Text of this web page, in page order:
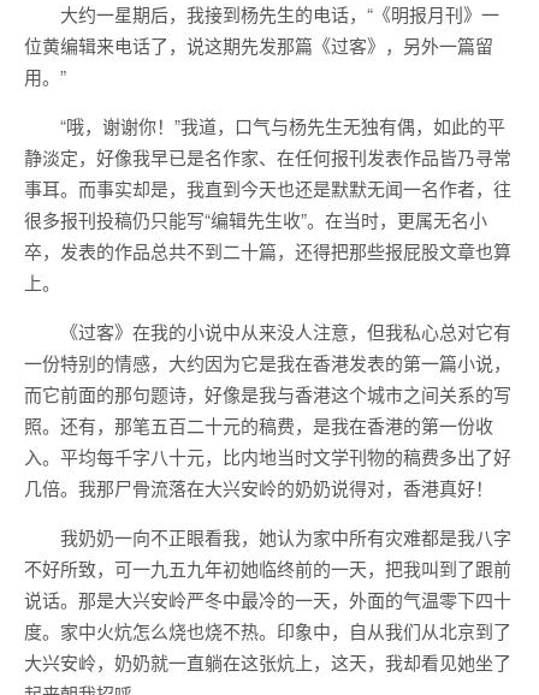
大约一星期后，我接到杨先生的电话，“《明报月刊》一
位黄编辑来电话了，说这期先发那篇《过客》，另外一篇留
用。”
“哦，谢谢你！”我道，口气与杨先生无独有偶，如此的平
静淡定，好像我早已是名作家、在任何报刊发表作品皆乃寻常
事耳。而事实却是，我直到今天也还是默默无闻一名作者，往
很多报刊投稿仍只能写“编辑先生收”。在当时，更属无名小
卒，发表的作品总共不到二十篇，还得把那些报屁股文章也算
上。
《过客》在我的小说中从来没人注意，但我私心总对它有
一份特别的情感，大约因为它是我在香港发表的第一篇小说，
而它前面的那句题诗，好像是我与香港这个城市之间关系的写
照。还有，那笔五百二十元的稿费，是我在香港的第一份收
入。平均每千字八十元，比内地当时文学刊物的稿费多出了好
几倍。我那尸骨流落在大兴安岭的奶奶说得对，香港真好！
我奶奶一向不正眼看我，她认为家中所有灾难都是我八字
不好所致，可一九五九年初她临终前的一天，把我叫到了跟前
说话。那是大兴安岭严冬中最冷的一天，外面的气温零下四十
度。家中火炕怎么烧也烧不热。印象中，自从我们从北京到了
大兴安岭，奶奶就一直躺在这张炕上，这天，我却看见她坐了